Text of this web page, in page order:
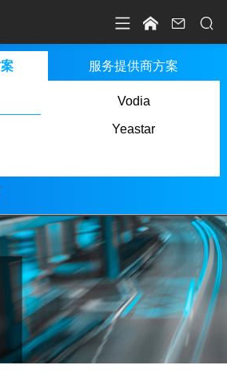
   
Vodia
Yeastar
服务提供商方案